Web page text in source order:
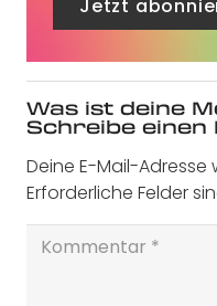
Jetzt
Was ist deine
Schreibe einen
Deine E-Mail-
Erforderliche Felder